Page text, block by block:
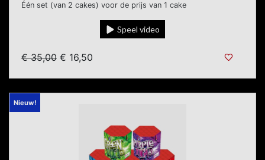
Één set (van 2 cakes) voor de prijs van 1 cake
Speel video
€ 35,00 € 16,50
Nieuw!